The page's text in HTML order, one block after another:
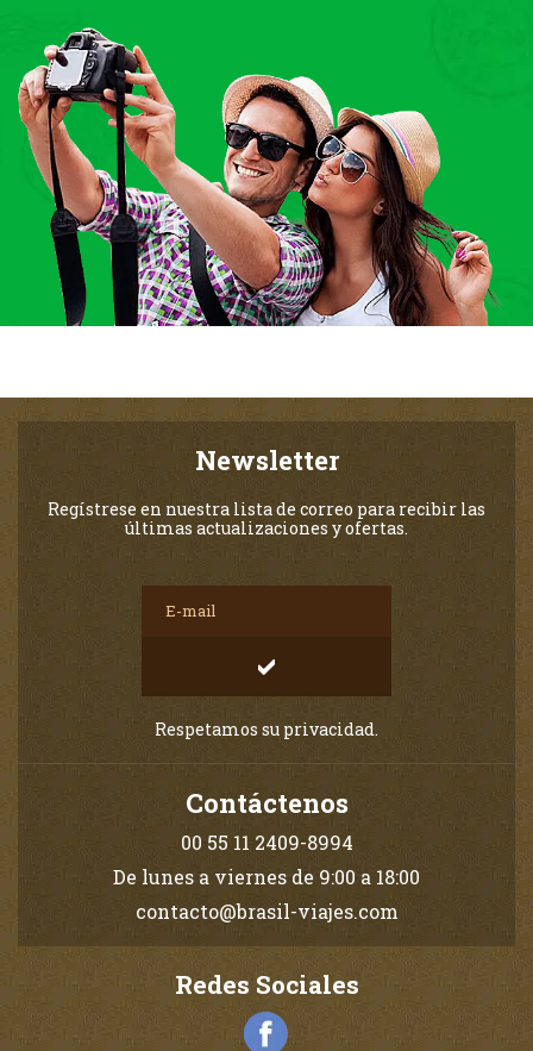
Newsletter
Regístrese en nuestra lista de correo para recibir las
últimas actualizaciones y ofertas.
Respetamos su privacidad.
Contáctenos
00 55 11 2409-8994
De lunes a viernes de 9:00 a 18:00
contacto@brasil-viajes.com
Redes Sociales